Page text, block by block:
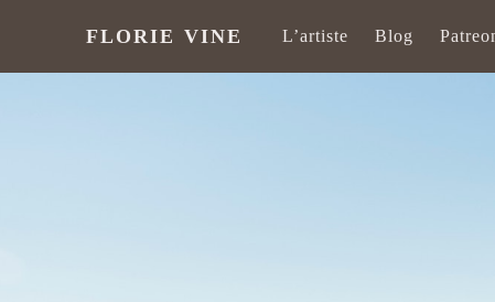
FLORIE VINE L’artiste Blog